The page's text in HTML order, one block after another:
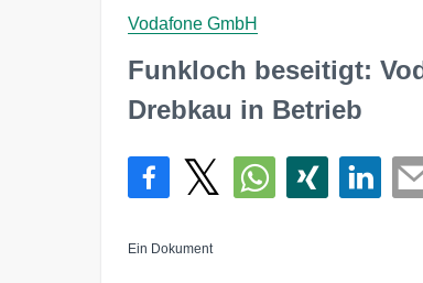
Vodafone GmbH
Funkloch beseitigt:
Drebkau in Betrieb
Ein Dokument